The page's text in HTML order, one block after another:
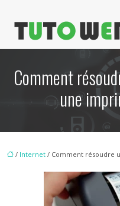
Comment
une
/ Internet / Comment résoudre